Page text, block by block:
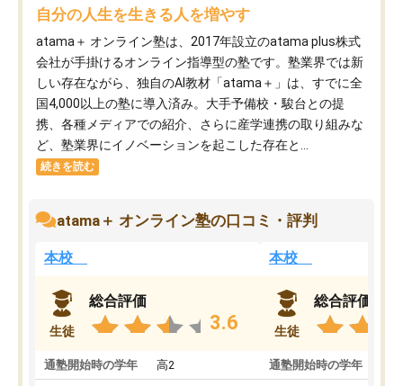
自分の人生を生きる人を増やす
atama＋ オンライン塾は、2017年設立のatama plus株式
会社が手掛けるオンライン指導型の塾です。塾業界では新
しい存在ながら、独自のAI教材「atama＋」は、すでに全
国4,000以上の塾に導入済み。大手予備校・駿台との提
携、各種メディアでの紹介、さらに産学連携の取り組みな
ど、塾業界にイノベーションを起こした存在と...
続きを読む
atama＋ オンライン塾の口コミ・評判
本校
生徒
総合評価
3.6
通塾開始時の学年 高2
本校
生徒
総合評価
通塾開始時の学年